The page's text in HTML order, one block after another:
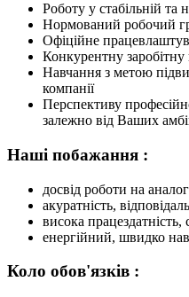
Роботу у стабільній та
Нормований робочий
Офіційне
Конкурентну заробітну
Навчання з метою
компанії
Перспективу
залежно від Ваших
Наші побажання :
досвід роботи на
акуратність,
висока працездатність,
енергійний, швидко
Коло обов'язків :